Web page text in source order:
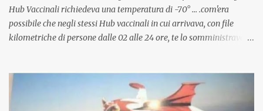
Hub Vaccinali richiedeva una temperatura di -70° ... .com'era
possibile che negli stessi Hub vaccinali in cui arrivava, con file
kilometriche di persone dalle 02 alle 24 ore, te lo somministravano
Vaccino come: l' Amaro del Capo, era "spettacolare Ghiacciato, ma
andava bene anche, a Temperatura Ambiente"! Riproponiamo
l'articolo per NON Dimenticare!